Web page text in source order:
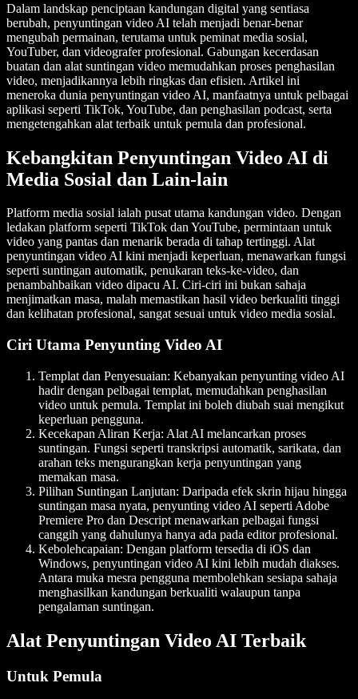
Dalam landskap penciptaan kandungan digital yang sentiasa
berubah, penyuntingan video AI telah menjadi benar-benar
mengubah permainan, terutama untuk peminat media sosial,
YouTuber, dan videografer profesional. Gabungan kecerdasan
buatan dan alat suntingan video memudahkan proses penghasilan
video, menjadikannya lebih ringkas dan efisien. Artikel ini
meneroka dunia penyuntingan video AI, manfaatnya untuk pelbagai
aplikasi seperti TikTok, YouTube, dan penghasilan podcast, serta
mengetengahkan alat terbaik untuk pemula dan profesional.
Kebangkitan Penyuntingan Video AI di
Media Sosial dan Lain-lain
Platform media sosial ialah pusat utama kandungan video. Dengan
ledakan platform seperti TikTok dan YouTube, permintaan untuk
video yang pantas dan menarik berada di tahap tertinggi. Alat
penyuntingan video AI kini menjadi keperluan, menawarkan fungsi
seperti suntingan automatik, penukaran teks-ke-video, dan
penambahbaikan video dipacu AI. Ciri-ciri ini bukan sahaja
menjimatkan masa, malah memastikan hasil video berkualiti tinggi
dan kelihatan profesional, sangat sesuai untuk video media sosial.
Ciri Utama Penyunting Video AI
Templat dan Penyesuaian: Kebanyakan penyunting video AI
hadir dengan pelbagai templat, memudahkan penghasilan
video untuk pemula. Templat ini boleh diubah suai mengikut
keperluan pengguna.
Kecekapan Aliran Kerja: Alat AI melancarkan proses
suntingan. Fungsi seperti transkripsi automatik, sarikata, dan
arahan teks mengurangkan kerja penyuntingan yang
memakan masa.
Pilihan Suntingan Lanjutan: Daripada efek skrin hijau hingga
suntingan masa nyata, penyunting video AI seperti Adobe
Premiere Pro dan Descript menawarkan pelbagai fungsi
canggih yang dahulunya hanya ada pada editor profesional.
Kebolehcapaian: Dengan platform tersedia di iOS dan
Windows, penyuntingan video AI kini lebih mudah diakses.
Antara muka mesra pengguna membolehkan sesiapa sahaja
menghasilkan kandungan berkualiti walaupun tanpa
pengalaman suntingan.
Alat Penyuntingan Video AI Terbaik
Untuk Pemula